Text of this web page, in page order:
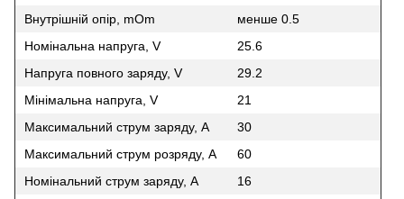
Внутрішній опір, mOm
менше 0.5
Номінальна напруга, V
25.6
Напруга повного заряду, V
29.2
Мінімальна напруга, V
21
Максимальний струм заряду, A
30
Максимальний струм розряду, A
60
Номінальний струм заряду, A
16